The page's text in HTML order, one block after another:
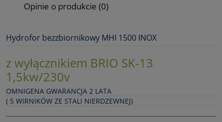
Opinie o produkcie (0)
Hydrofor bezzbiornikowy MHI 1500 INOX
z wyłącznikiem BRIO SK-13
1,5kw/230v
OMNIGENA GWARANCJA 2 LATA
( 5 WIRNIKÓW ZE STALI NIERDZEWNEJ)